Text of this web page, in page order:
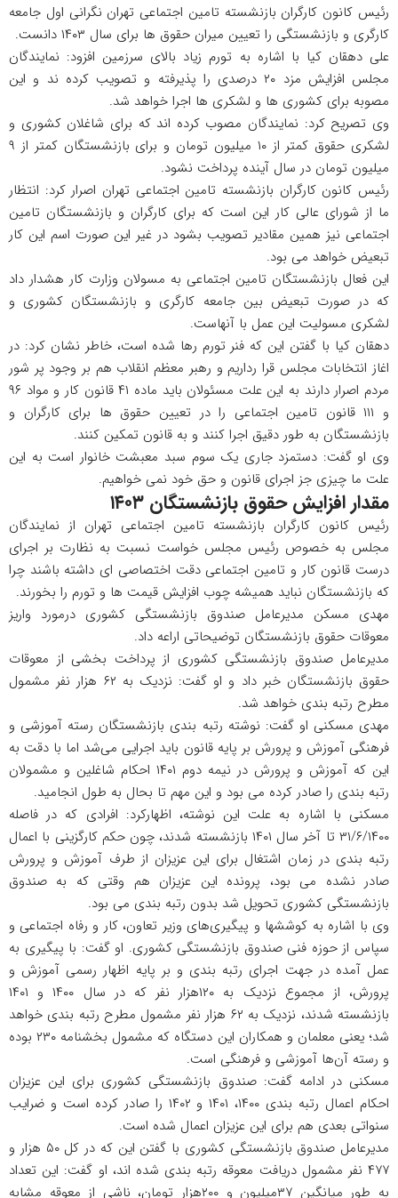
رئیس کانون کارگران بازنشسته تامین اجتماعی تهران نگرانی اول جامعه
کارگری و بازنشستگی را تعیین میران حقوق ها برای سال ۱۴۰۳ دانست.
علی دهقان کیا با اشاره به تورم زیاد بالای سرزمین افزود: نمایندگان
مجلس افزایش مزد ۲۰ درصدی را پذیرفته و تصویب کرده ند و این
مصوبه برای کشوری ها و لشکری ها اجرا خواهد شد.
وی تصریح کرد: نمایندگان مصوب کرده اند که برای شاغلان کشوری و
لشکری حقوق کمتر از ۱۰ میلیون تومان و برای بازنشستگان کمتر از ۹
میلیون تومان در سال آینده پرداخت نشود.
رئیس کانون کارگران بازنشسته تامین اجتماعی تهران اصرار کرد: انتظار
ما از شورای عالی کار این است که برای کارگران و بازنشستگان تامین
اجتماعی نیز همین مقادیر تصویب بشود در غیر این صورت اسم این کار
تبعیض خواهد می بود.
این فعال بازنشستگان تامین اجتماعی به مسولان وزارت کار هشدار داد
که در صورت تبعیض بین جامعه کارگری و بازنشستگان کشوری و
لشکری مسولیت این عمل با آنهاست.
دهقان کیا با گفتن این که فنر تورم رها شده است، خاطر نشان کرد: در
اغاز انتخابات مجلس قرا رداریم و رهبر معظم انقلاب هم بر وجود پر شور
مردم اصرار دارند به این علت مسئولان باید ماده ۴۱ قانون کار و مواد ۹۶
و ۱۱۱ قانون تامین اجتماعی را در تعیین حقوق ها برای کارگران و
بازنشستگان به طور دقیق اجرا کنند و به قانون تمکین کنند.
وی او گفت: دستمزد جاری یک سوم سبد معبشت خانوار است به این
علت ما چیزی جز اجرای قانون و حق خود نمی خواهیم.
مقدار افزایش حقوق بازنشستگان ۱۴۰۳
رئیس کانون کارگران بازنشسته تامین اجتماعی تهران از نمایندگان
مجلس به خصوص رئیس مجلس خواست نسبت به نظارت بر اجرای
درست قانون کار و تامین اجتماعی دقت اختصاصی ای داشته باشند چرا
که بازنشستگان نباید همیشه چوب افزایش قیمت ها و تورم را بخورند.
مهدی مسکن مدیرعامل صندوق بازنشستگی کشوری درمورد واریز
معوقات حقوق بازنشستگان توضیحاتی اراعه داد.
مدیرعامل صندوق بازنشستگی کشوری از پرداخت بخشی از معوقات
حقوق بازنشستگان خبر داد و او گفت: نزدیک به ۶۲ هزار نفر مشمول
مطرح رتبه بندی خواهد شد.
مهدی مسکنی او گفت: نوشته رتبه بندی بازنشستگان رسته آموزشی و
فرهنگی آموزش و پرورش بر پایه قانون باید اجرایی می‌شد اما با دقت به
این که آموزش و پرورش در نیمه دوم ۱۴۰۱ احکام شاغلین و مشمولان
رتبه بندی را صادر کرده می بود و این مهم تا بحال به طول انجامید.
مسکنی با اشاره به علت این نوشته، اظهارکرد: افرادی که در فاصله
۳۱/۶/۱۴۰۰ تا آخر سال ۱۴۰۱ بازنشسته شدند، چون حکم کارگزینی با اعمال
رتبه بندی در زمان اشتغال برای این عزیزان از طرف آموزش و پرورش
صادر نشده می بود، پرونده این عزیزان هم وقتی که به صندوق
بازنشستگی کشوری تحویل شد بدون رتبه بندی می بود.
وی با اشاره به کوششها و پیگیری‌های وزیر تعاون، کار و رفاه اجتماعی و
سپاس از حوزه فنی صندوق بازنشستگی کشوری. او گفت: با پیگیری به
عمل آمده در جهت اجرای رتبه بندی و بر پایه اظهار رسمی آموزش و
پرورش، از مجموع نزدیک به ۱۲۰هزار نفر که در سال ۱۴۰۰ و ۱۴۰۱
بازنشسته شدند، نزدیک به ۶۲ هزار نفر مشمول مطرح رتبه بندی خواهد
شد؛ یعنی معلمان و همکاران این دستگاه که مشمول بخشنامه ۲۳۰ بوده
و رسته آن‌ها آموزشی و فرهنگی است.
مسکنی در ادامه گفت: صندوق بازنشستگی کشوری برای این عزیزان
احکام اعمال رتبه بندی ۱۴۰۰، ۱۴۰۱ و ۱۴۰۲ را صادر کرده است و ضرایب
سنواتی بعدی هم برای این عزیزان اعمال شده است.
مدیرعامل صندوق بازنشستگی کشوری با گفتن این که در کل ۵۰ هزار و
۴۷۷ نفر مشمول دریافت معوقه رتبه بندی شده اند، او گفت: این تعداد
به طور میانگین ۳۷میلیون و ۲۰۰هزار تومان، ناشی از معوقه مشابه